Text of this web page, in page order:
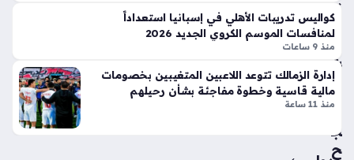
دي
دة
ذا
ت
الإث
ني
شر
أس
ة
في
ال
ش
وف
ة
ج
ح
كواليس تدريبات الأهلي في إسبانيا استعداداً
لمنافسات الموسم الكروي الجديد 2026
منذ 9 ساعات
إدارة الزمالك تتوعد اللاعبين المتغيبين بخصومات
مالية قاسية وخطوة مفاجئة بشأن رحيلهم
منذ 11 ساعة